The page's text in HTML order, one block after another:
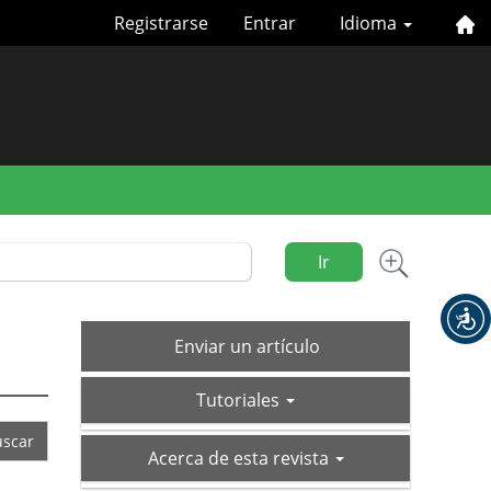
Idioma
Registrarse Entrar
Ir
Enviar
un
Enviar un artículo
Tutoriales
acerca-Acerca de esta revista